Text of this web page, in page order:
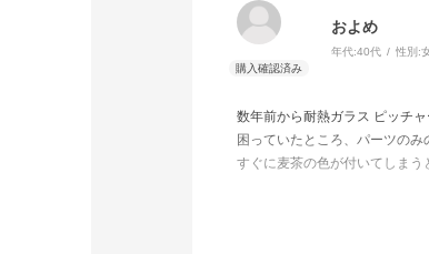
およめ
年代:40代 性別:
数年前から耐熱ガラス ピッチ
困っていたところ、パーツのみ
すぐに麦茶の色が付いてしまう
商品自体は満足ですが、パッ